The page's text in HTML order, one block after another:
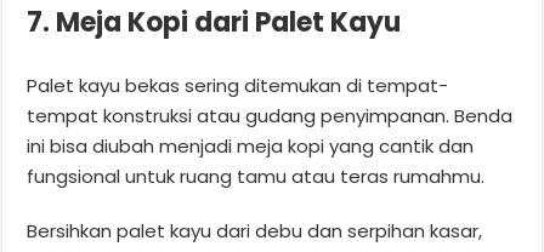
7. Meja Kopi dari Palet Kayu
Palet kayu bekas sering ditemukan di tempat-
tempat konstruksi atau gudang penyimpanan. Benda
ini bisa diubah menjadi meja kopi yang cantik dan
fungsional untuk ruang tamu atau teras rumahmu.
Bersihkan palet kayu dari debu dan serpihan kasar,